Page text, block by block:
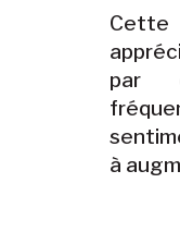
par
à